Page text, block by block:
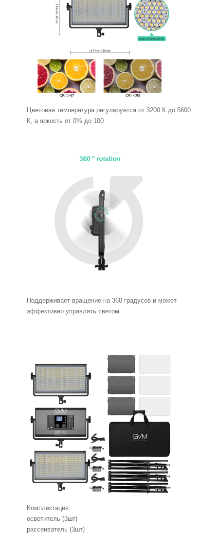
Цветовая температура регулируется от 3200 К до 5600
К, а яркость от 0% до 100
Поддерживает вращение на 360 градусов и может
эффективно управлять светом
Комплектация:
осветитель (3шт)
рассеиватель (3шт)